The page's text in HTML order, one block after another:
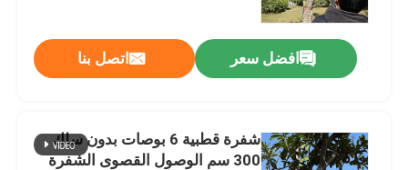
المقصات الكهربائية المقلم
أجزاء بالمنشار
افضل سعر اتصل بنا
شفرة قطبية 6 بوصات بدون سلك
300 سم الوصول القصوى الشفرة